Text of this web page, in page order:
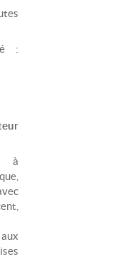
:
à